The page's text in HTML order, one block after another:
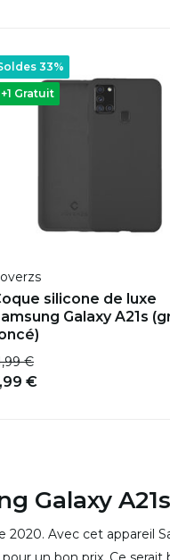
Gratuit
33%
silicone de luxe
Galaxy A21s
€
€
Galaxy A21s
2020. Avec cet appareil